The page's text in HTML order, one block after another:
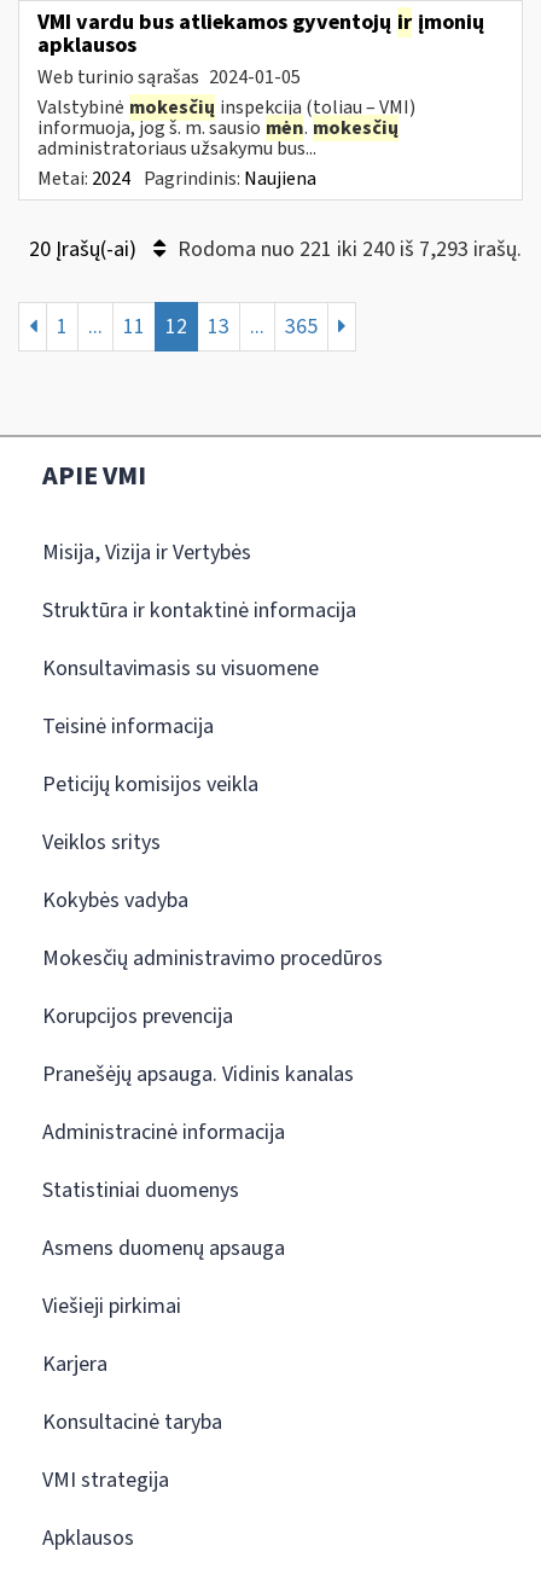
VMI vardu bus atliekamos gyventojų ir įmonių
apklausos
Web turinio sąrašas 2024-01-05
Valstybinė mokesčių inspekcija (toliau – VMI)
informuoja, jog š. m. sausio mėn. mokesčių
administratoriaus užsakymu bus...
Metai: 2024 Pagrindinis: Naujiena
20 Įrašų(-ai) Rodoma nuo 221 iki 240 iš 7,293 irašų.
1 ... 11 12 13 ... 365
APIE VMI
Misija, Vizija ir Vertybės
Struktūra ir kontaktinė informacija
Konsultavimasis su visuomene
Teisinė informacija
Peticijų komisijos veikla
Veiklos sritys
Kokybės vadyba
Mokesčių administravimo procedūros
Korupcijos prevencija
Pranešėjų apsauga. Vidinis kanalas
Administracinė informacija
Statistiniai duomenys
Asmens duomenų apsauga
Viešieji pirkimai
Karjera
Konsultacinė taryba
VMI strategija
Apklausos